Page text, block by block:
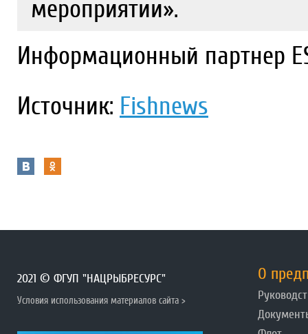
мероприятии».
Информационный партнер
Источник: Fishnews
2021 © ФГУП "НАЦРЫБРЕСУРС"
Условия использования материалов сайта >
О